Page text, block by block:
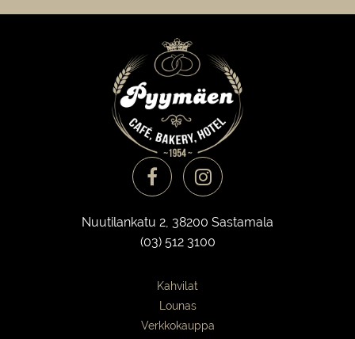
Nuutilankatu 2, 38200 Sastamala
(03) 512 3100
Kahvilat
Lounas
Verkkokauppa